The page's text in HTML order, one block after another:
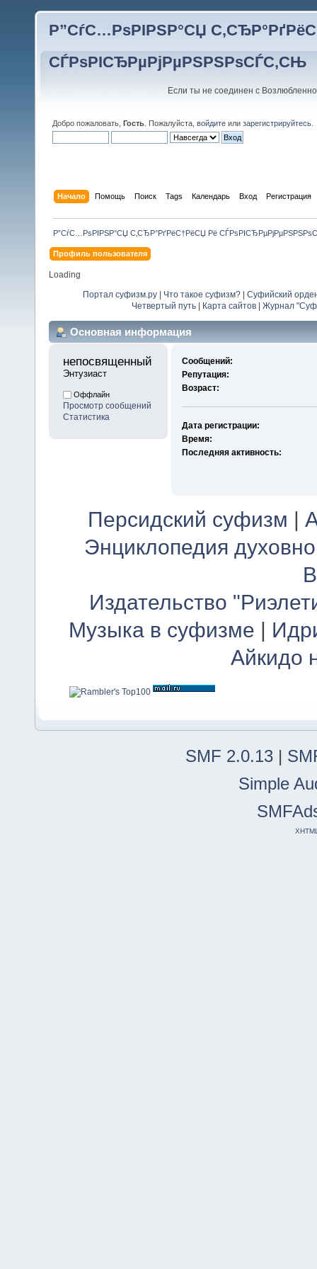
Р”СѓС…РѕРІРЅР°СЏ
СЃРѕРІСЂРµРјРµРЅРЅРѕСЃС‚СЊ
Если ты не соединен с
Добро пожаловать, Гость . Пожалуйста, войдите или зарегистрируйтесь
Начало Помощь Поиск Tags Календарь Вход Регистрация
Р”СѓС…РѕРІРЅР°СЏ С‚СЂР°РґРёС†РёСЏ Рё
Профиль пользователя
Loading
Портал суфизм.ру Что такое суфизм?
Суфийский
Четвертый путь| Карта сайтов| Журнал
Основная информация
непосвященный
Энтузиаст
Оффлайн
Просмотр сообщений
Статистика
Сообщений:
Репутация:
Возраст:
Дата регистрации:
Время:
Последняя активность:
Персидский суфизм |
Энциклопедия
Издательство
Музыка в суфизме |
Айкидо
SMF 2.0.13 |
Simple